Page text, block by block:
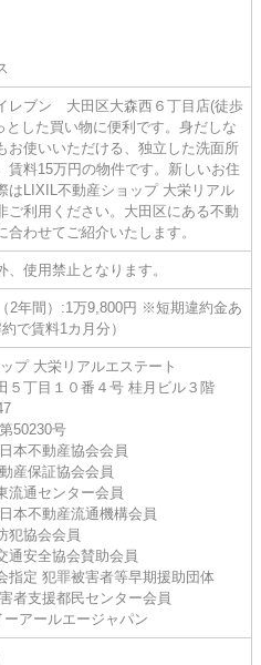
レブン 大田区大森西６丁目店(徒歩
とした買い物に便利です。身だしな
お使いいただける、独立した洗面所
賃料15万円の物件です。新しいお住
はLIXIL不動産ショップ 大栄リアル
ご利用ください。大田区にある不動
合わせてご紹介いたします。
、使用禁止となります。
2年間）:1万9,800円 ※短期違約金あ
で賃料1カ月分）
プ 大栄リアルエステート
５丁目１０番４号 桂月ビル３階
50230号
本不動産協会会員
産保証協会会員
流通センター会員
本不動産流通機構会員
犯協会会員
通安全協会賛助会員
指定 犯罪被害者等早期援助団体
者支援都民センター会員
アールエージャパン